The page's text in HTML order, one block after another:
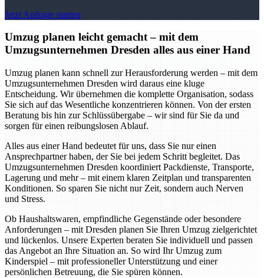
Jetzt Anfrage starten
Umzug planen leicht gemacht – mit dem
Umzugsunternehmen Dresden alles aus einer Hand
Umzug planen kann schnell zur Herausforderung werden – mit dem
Umzugsunternehmen Dresden wird daraus eine kluge
Entscheidung. Wir übernehmen die komplette Organisation, sodass
Sie sich auf das Wesentliche konzentrieren können. Von der ersten
Beratung bis hin zur Schlüssübergabe – wir sind für Sie da und
sorgen für einen reibungslosen Ablauf.
Alles aus einer Hand bedeutet für uns, dass Sie nur einen
Ansprechpartner haben, der Sie bei jedem Schritt begleitet. Das
Umzugsunternehmen Dresden koordiniert Packdienste, Transporte,
Lagerung und mehr – mit einem klaren Zeitplan und transparenten
Konditionen. So sparen Sie nicht nur Zeit, sondern auch Nerven
und Stress.
Ob Haushaltswaren, empfindliche Gegenstände oder besondere
Anforderungen – mit Dresden planen Sie Ihren Umzug zielgerichtet
und lückenlos. Unsere Experten beraten Sie individuell und passen
das Angebot an Ihre Situation an. So wird Ihr Umzug zum
Kinderspiel – mit professioneller Unterstützung und einer
persönlichen Betreuung, die Sie spüren können.